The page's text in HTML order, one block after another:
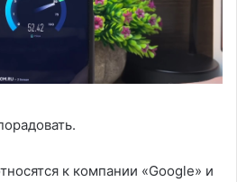
к компании «Google» и